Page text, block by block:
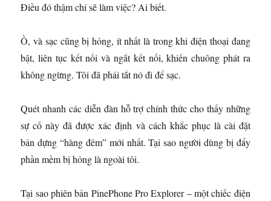
Điều đó thậm chí sẽ làm việc? Ai biết.
Ồ, và sạc cũng bị hỏng, ít nhất là trong khi điện thoại đang
bật, liên tục kết nối và ngắt kết nối, khiến chuông phát ra
không ngừng. Tôi đã phải tắt nó đi để sạc.
Quét nhanh các diễn đàn hỗ trợ chính thức cho thấy những
sự cố này đã được xác định và cách khắc phục là cài đặt
bản dựng “hàng đêm” mới nhất. Tại sao người dùng bị đẩy
phần mềm bị hỏng là ngoài tôi.
Tại sao phiên bản PinePhone Pro Explorer – một chiếc điện